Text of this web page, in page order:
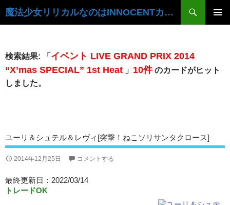
魔法少女リリカルなのはINNOCENTカードデータベース
検
索
ン
ー
ン
へ
ス
検索結果: 「 イベント LIVE GRAND PRIX 2014
“X’mas SPECIAL” 1st Heat 」 10件のカードがヒット
しました。
ユーリ＆シュテル＆レヴィ[突撃！ねこソリサンタクロース]
2014年12月25日 コメントする
最終更新日：2022/03/14
トレードOK